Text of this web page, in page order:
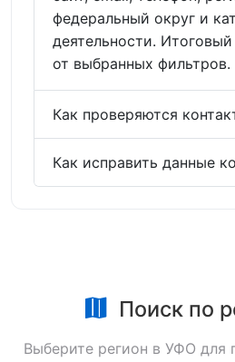
федеральный округ и
деятельности.
от выбранных фильтров.
Как проверяются
Как исправить данные
Поиск по
Выберите регион в УФО для